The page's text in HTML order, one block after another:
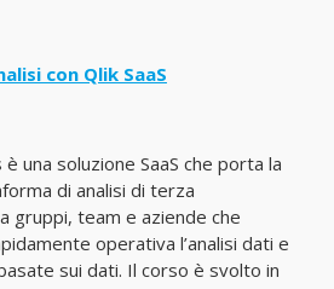
con Qlik SaaS
una soluzione SaaS che porta la
di analisi di terza
gruppi, team e aziende che
operativa l’analisi dati e
sui dati. Il corso è svolto in